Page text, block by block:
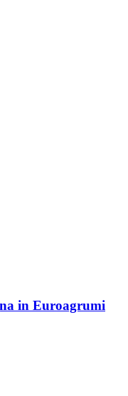
in Euroagrumi